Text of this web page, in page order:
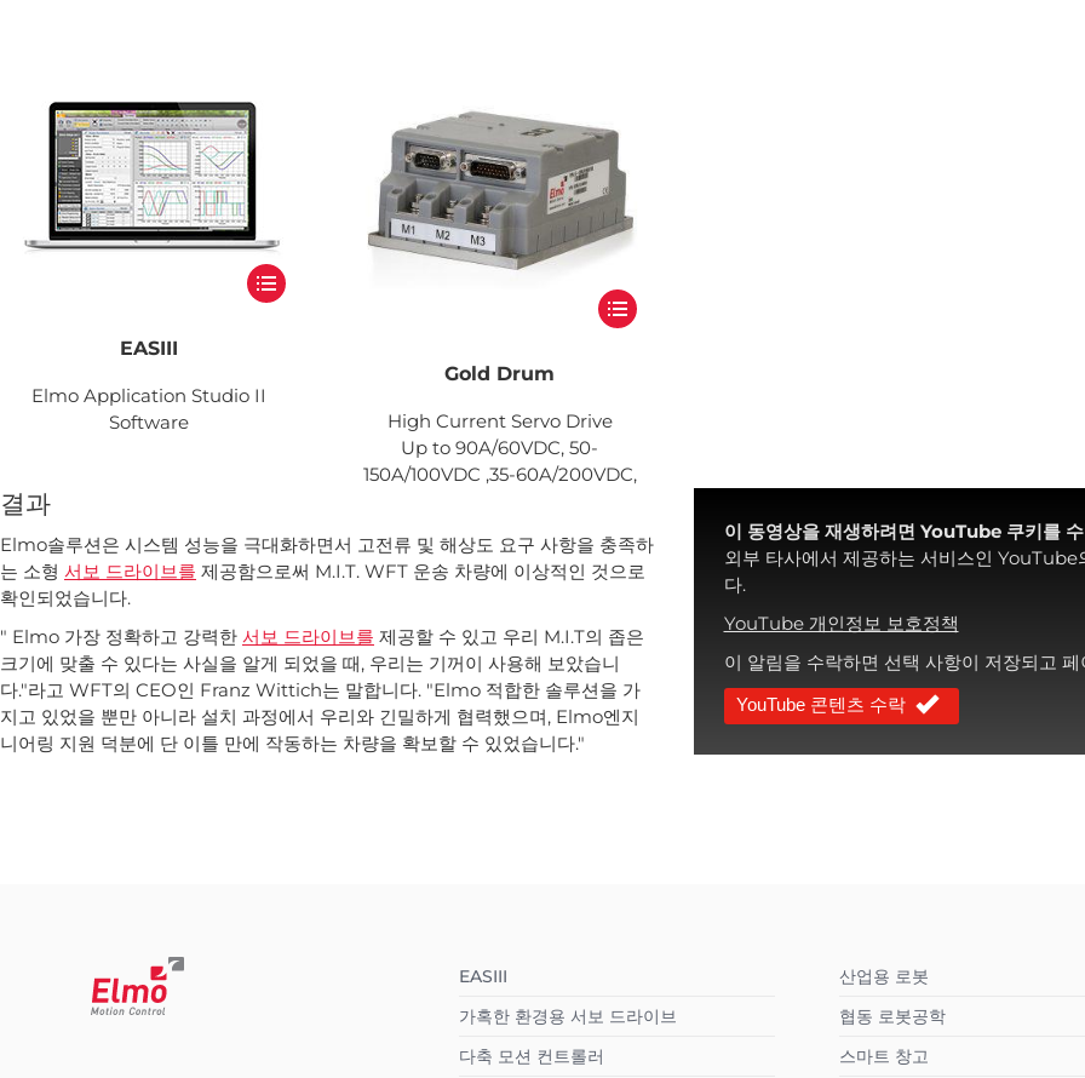
EASIII
Elmo Application Studio II
Software
Gold Drum
High Current Servo Drive
Up to 90A/60VDC, 50-
150A/100VDC ,35-60A/200VDC,
결과
Elmo솔루션은 시스템 성능을 극대화하면서 고전류 및 해상도 요구 사항을 충족하
는 소형 서보 드라이브를 제공함으로써 M.I.T. WFT 운송 차량에 이상적인 것으로
확인되었습니다.
" Elmo 가장 정확하고 강력한 서보 드라이브를 제공할 수 있고 우리 M.I.T의 좁은
크기에 맞출 수 있다는 사실을 알게 되었을 때, 우리는 기꺼이 사용해 보았습니
다."라고 WFT의 CEO인 Franz Wittich는 말합니다. "Elmo 적합한 솔루션을 가
지고 있었을 뿐만 아니라 설치 과정에서 우리와 긴밀하게 협력했으며, Elmo엔지
니어링 지원 덕분에 단 이틀 만에 작동하는 차량을 확보할 수 있었습니다."
이 동영상을 재생하려면 YouTube 쿠키를
외부 타사에서 제공하는 서비스인 YouTube
다.
YouTube 개인정보 보호정책
이 알림을 수락하면 선택 사항이 저장되고
YouTube 콘텐츠 수락
EASIII
가혹한 환경용 서보 드라이브
다축 모션 컨트롤러
산업용 로봇
협동 로봇공학
스마트 창고